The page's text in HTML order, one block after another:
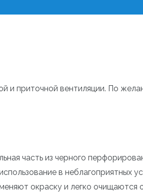
и приточной вентиляции. По
часть из черного
в неблагоприятных
окраску и легко очищаются